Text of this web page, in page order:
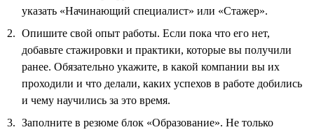
указать «Начинающий специалист» или «Стажер».
Опишите свой опыт работы. Если пока что его нет,
добавьте стажировки и практики, которые вы получили
ранее. Обязательно укажите, в какой компании вы их
проходили и что делали, каких успехов в работе добились
и чему научились за это время.
Заполните в резюме блок «Образование». Не только